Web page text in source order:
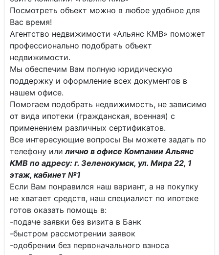
Посмотреть объект можно в любое удобное для
Вас время!
Агентство недвижимости «Альянс КМВ» поможет
профессионально подобрать объект
недвижимости.
Мы обеспечим Вам полную юридическую
поддержку и оформление всех документов в
нашем офисе.
Помогаем подобрать недвижимость, не зависимо
от вида ипотеки (гражданская, военная) с
применением различных сертификатов.
Все интересующие вопросы Вы можете задать по
телефону или лично в офисе Компании Альянс
КМВ по адресу: г. Зеленокумск, ул. Мира 22, 1
этаж, кабинет №1
Если Вам понравился наш вариант, а на покупку
не хватает средств, наш специалист по ипотеке
готов оказать помощь в:
-подаче заявки без визита в Банк
-быстром рассмотрении заявок
-одобрении без первоначального взноса